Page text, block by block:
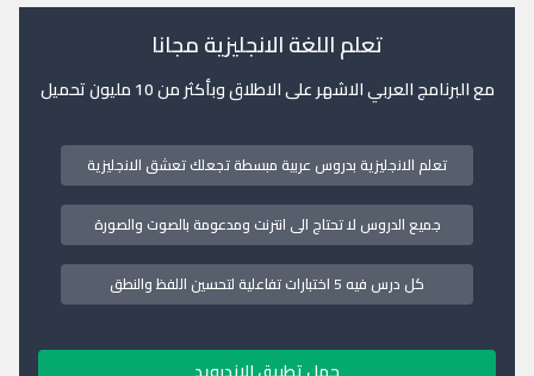
تعلم اللغة الانجليزية مجانا
مع البرنامج العربي الاشهر على الاطلاق وبأكثر من 10 مليون تحميل
تعلم الانجليزية بدروس عربية مبسطة تجعلك تعشق الانجليزية
جميع الدروس لا تحتاج الى انترنت ومدعومة بالصوت والصورة
كل درس فيه 5 اختبارات تفاعلية لتحسين اللفظ والنطق